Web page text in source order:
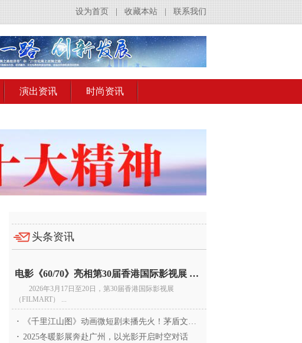
联系我们
收藏本站
设为首页
演出资讯 时尚资讯
头条资讯
电影《60/70》亮相第30届香港国际影视展 冲刺戛纳备
2026年3月17日至20日，第30届香港国际影视展
（FILMART） ...
·
《千里江山图》动画微短剧未播先火！茅盾文学奖IP首
· 2025冬暖影展奔赴广州，以光影开启时空对话